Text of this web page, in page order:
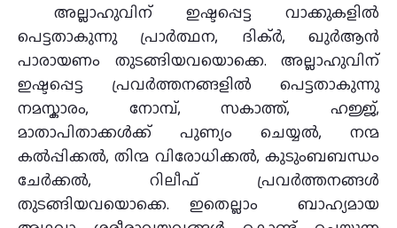
അല്ലാഹുവിന് ഇഷ്ടപ്പെട്ട വാക്കുകളിൽ
പെട്ടതാകുന്നു പ്രാർത്ഥന, ദിക്ർ, ഖുർആൻ
പാരായണം തുടങ്ങിയവയൊക്കെ. അല്ലാഹുവിന്
ഇഷ്ടപ്പെട്ട പ്രവർത്തനങ്ങളിൽ പെട്ടതാകുന്നു
നമസ്കാരം, നോമ്പ്, സകാത്ത്, ഹജ്ജ്,
മാതാപിതാക്കൾക്ക് പുണ്യം ചെയ്യൽ, നന്മ
കൽപ്പിക്കൽ, തിന്മ വിരോധിക്കൽ, കുടുംബബന്ധം
ചേർക്കൽ, റിലീഫ് പ്രവർത്തനങ്ങൾ
തുടങ്ങിയവയൊക്കെ. ഇതെല്ലാം ബാഹ്യമായ